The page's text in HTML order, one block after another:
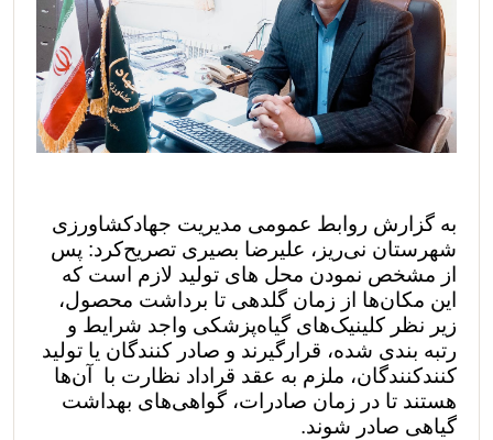
به گزارش روابط عمومی مدیریت جهادکشاورزی
شهرستان نی‌ریز، علیرضا بصیری تصریح‌کرد: پس
از مشخص نمودن محل های تولید لازم است که
این مکان‌ها از زمان گلدهی تا برداشت محصول،
زیر نظر کلینیک‌های گیاه‌پزشکی واجد شرایط و
رتبه بندی شده، قرارگیرند و صادر کنندگان یا تولید
کنندکنندگان، ملزم به عقد قراداد نظارت با آن‌ها
هستند تا در زمان صادرات، گواهی‌های بهداشت
گیاهی صادر شوند.